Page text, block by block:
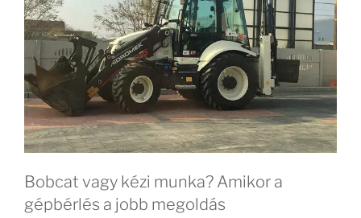
Bobcat vagy kézi munka? Amikor a
gépbérlés a jobb megoldás